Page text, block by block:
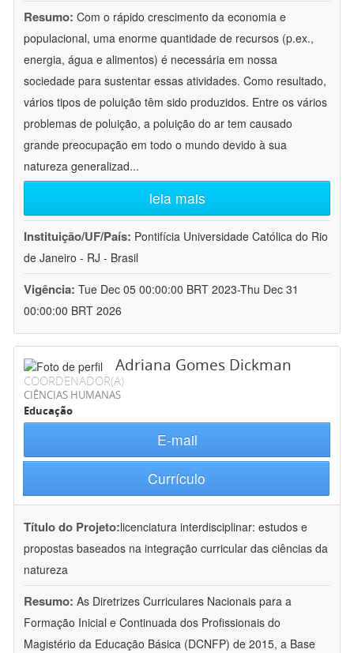
Resumo: Com o rápido crescimento da economia e
populacional, uma enorme quantidade de recursos (p.ex.,
energia, água e alimentos) é necessária em nossa
sociedade para sustentar essas atividades. Como resultado,
vários tipos de poluição têm sido produzidos. Entre os vários
problemas de poluição, a poluição do ar tem causado
grande preocupação em todo o mundo devido à sua
natureza generalizad...
leia mais
Instituição/UF/País: Pontifícia Universidade Católica do Rio
de Janeiro - RJ - Brasil
Vigência: Tue Dec 05 00:00:00 BRT 2023-Thu Dec 31
00:00:00 BRT 2026
Adriana Gomes Dickman
COORDENADOR(A)
CIÊNCIAS HUMANAS
Educação
E-mail
Currículo
Título do Projeto:licenciatura interdisciplinar: estudos e
propostas baseados na integração curricular das ciências da
natureza
Resumo: As Diretrizes Curriculares Nacionais para a
Formação Inicial e Continuada dos Profissionais do
Magistério da Educação Básica (DCNFP) de 2015, a Base